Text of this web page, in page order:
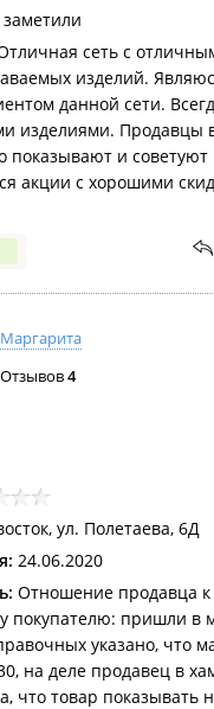
сеть с
изделий.
данной сети.
изделиями. Продавцы
показывают и советуют
акции с хорошими
Маргарита
Отзывов4
ул. Полетаева, 6Д
24.06.2020
Отношение продавца к
покупателю: пришли в
указано, что
на деле продавец в
что товар показывать